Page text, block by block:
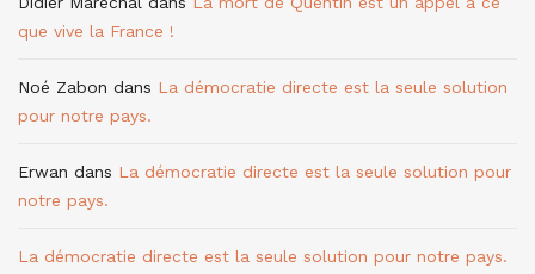
que vive la France !
Noé Zabon dans La démocratie directe est la seule solution
pour notre pays.
Erwan dans La démocratie directe est la seule solution pour
notre pays.
La démocratie directe est la seule solution pour notre pays.